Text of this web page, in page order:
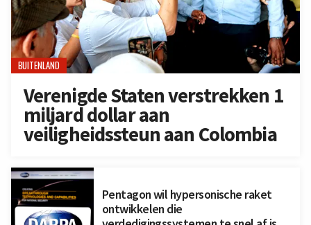
BUITENLAND
Verenigde Staten verstrekken 1
miljard dollar aan
veiligheidssteun aan Colombia
Pentagon wil hypersonische raket
ontwikkelen die